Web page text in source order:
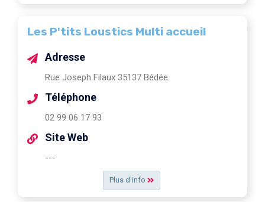
Les P'tits Loustics Multi accueil
Plus d'info
Adresse
Rue Joseph Filaux 35137 Bédée
Téléphone
02 99 06 17 93
Site Web
---